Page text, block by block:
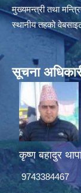
मुख्यमन्त्री तथा
स्थानीय तहको
सूचना
कृष्ण बहादुर
9743384467